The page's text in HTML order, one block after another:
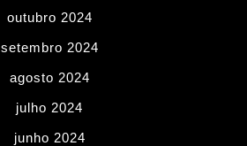
outubro 2024
setembro 2024
agosto 2024
julho 2024
junho 2024